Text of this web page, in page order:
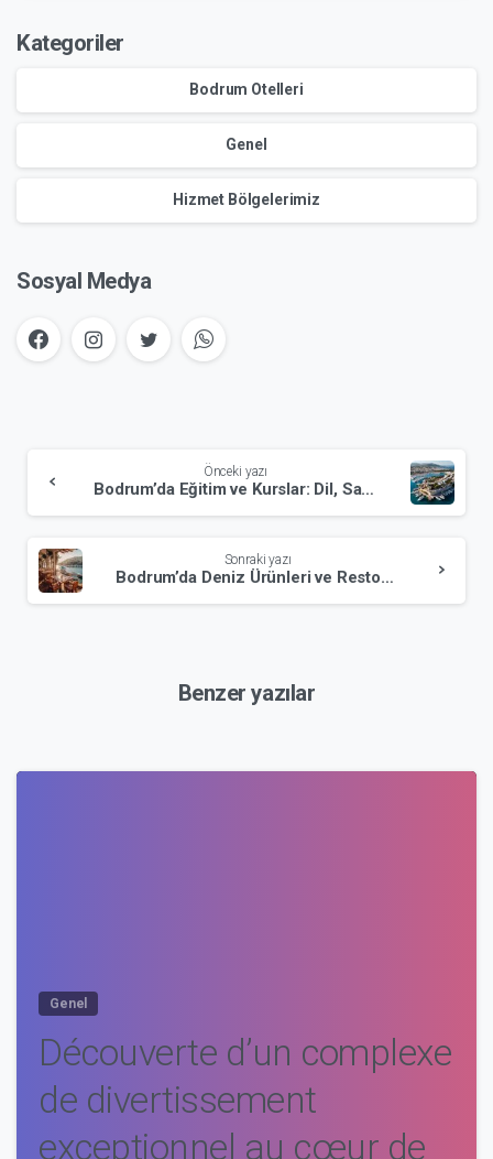
Kategoriler
Bodrum Otelleri
Genel
Hizmet Bölgelerimiz
Sosyal Medya
devam
et
Önceki yazı
Bodrum’da Eğitim ve Kurslar: Dil, Sanat, Spor
Sonraki yazı
Bodrum’da Deniz Ürünleri ve Restoran Tavsiyeleri
Benzer yazılar
Genel
Découverte d’un complexe
de divertissement
exceptionnel au cœur de